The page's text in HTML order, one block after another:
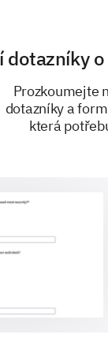
dotazníky
Prozkoumejte
dotazníky a
která